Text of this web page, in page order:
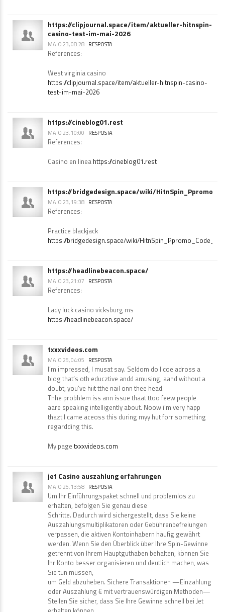
https://clipjournal.space/item/aktueller-hitnspin-
casino-test-im-mai-2026
MAIO 23, 08:28 RESPOSTA
References:
West virginia casino
https://clipjournal.space/item/aktueller-hitnspin-casino-
test-im-mai-2026
https://cineblog01.rest
MAIO 23, 10:00 RESPOSTA
References:
Casino en linea https://cineblog01.rest
https://bridgedesign.space/wiki/
MAIO 23, 19:38 RESPOSTA
References:
Practice blackjack
https://bridgedesign.space/wiki/
https://headlinebeacon.space/
MAIO 23, 21:07 RESPOSTA
References:
Lady luck casino vicksburg ms
https://headlinebeacon.space/
txxxvideos.com
MAIO 25, 04:05 RESPOSTA
I’m impressed, I musat say. Seldom do I coe adross a
blog that’s oth educztive andd amusing, aand without a
doubt, you’ve hiit tthe nail onn thee head.
Thhe probhlem iss ann issue thaat ttoo feew people
aare speaking intelligently about. Noow i’m very happ
thazt I came aceoss this during myy hut forr something
regardding this.
My page txxxvideos.com
jet Casino auszahlung erfahrungen
MAIO 25, 13:58 RESPOSTA
Um Ihr Einführungspaket schnell und problemlos zu
erhalten, befolgen Sie genau diese
Schritte. Dadurch wird sichergestellt, dass Sie keine
Auszahlungsmultiplikatoren oder Gebührenbefreiungen
verpassen, die aktiven Kontoinhabern häufig gewährt
werden. Wenn Sie den Überblick über Ihre Spin-Gewinne
getrennt von Ihrem Hauptguthaben behalten, können Sie
Ihr Konto besser organisieren und deutlich machen, was
Sie tun müssen,
um Geld abzuheben. Sichere Transaktionen —Einzahlung
oder Auszahlung € mit vertrauenswürdigen Methoden—
Stellen Sie sicher, dass Sie Ihre Gewinne schnell bei Jet